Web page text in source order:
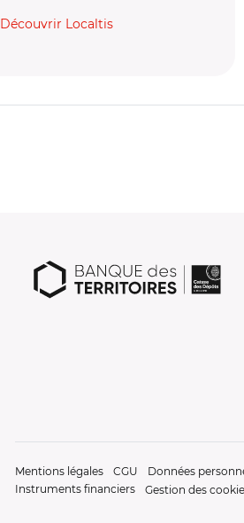
Découvrir Localtis
Mentions légales CGU Données
Instruments financiers
Gestion des